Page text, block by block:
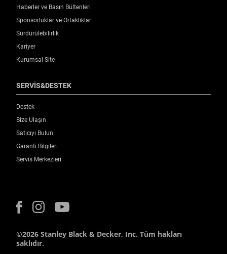
Haberler ve Basın Bültenleri
Sponsorluklar ve Ortaklıklar
Sürdürülebilirlik
Kariyer
Kurumsal Site
SERVİS&DESTEK
Destek
Bize Ulaşın
Satıcıyı Bulun
Garanti Bilgileri
Servis Merkezleri
©2026 Stanley Black & Decker, Inc. Tüm hakları
saklıdır.